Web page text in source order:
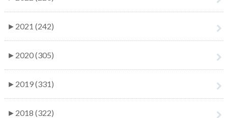
► 2021 (242)
► 2020 (305)
► 2019 (331)
► 2018 (322)